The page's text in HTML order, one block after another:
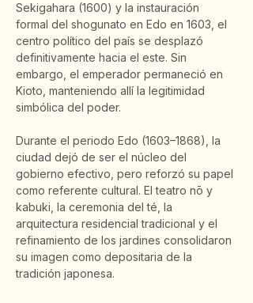
Sekigahara (1600) y la instauración
formal del shogunato en Edo en 1603, el
centro político del país se desplazó
definitivamente hacia el este. Sin
embargo, el emperador permaneció en
Kioto, manteniendo allí la legitimidad
simbólica del poder.
Durante el periodo Edo (1603–1868), la
ciudad dejó de ser el núcleo del
gobierno efectivo, pero reforzó su papel
como referente cultural. El teatro nō y
kabuki, la ceremonia del té, la
arquitectura residencial tradicional y el
refinamiento de los jardines consolidaron
su imagen como depositaria de la
tradición japonesa.